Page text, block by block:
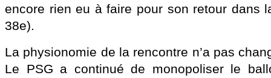
encore rien eu à faire pour son retour dans
38e).
La physionomie de la rencontre n’a pas
Le PSG a continué de monopoliser le